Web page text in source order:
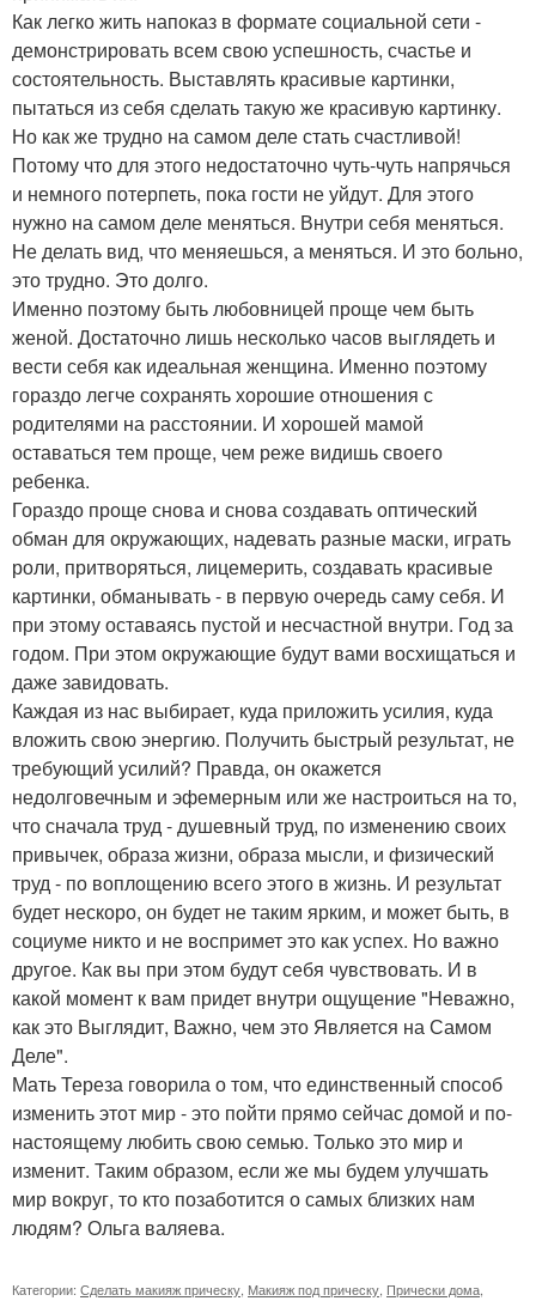
Как легко жить напоказ в формате социальной сети -
демонстрировать всем свою успешность, счастье и
состоятельность. Выставлять красивые картинки,
пытаться из себя сделать такую же красивую картинку.
Но как же трудно на самом деле стать счастливой!
Потому что для этого недостаточно чуть-чуть напрячься
и немного потерпеть, пока гости не уйдут. Для этого
нужно на самом деле меняться. Внутри себя меняться.
Не делать вид, что меняешься, а меняться. И это больно,
это трудно. Это долго.
Именно поэтому быть любовницей проще чем быть
женой. Достаточно лишь несколько часов выглядеть и
вести себя как идеальная женщина. Именно поэтому
гораздо легче сохранять хорошие отношения с
родителями на расстоянии. И хорошей мамой
оставаться тем проще, чем реже видишь своего
ребенка.
Гораздо проще снова и снова создавать оптический
обман для окружающих, надевать разные маски, играть
роли, притворяться, лицемерить, создавать красивые
картинки, обманывать - в первую очередь саму себя. И
при этому оставаясь пустой и несчастной внутри. Год за
годом. При этом окружающие будут вами восхищаться и
даже завидовать.
Каждая из нас выбирает, куда приложить усилия, куда
вложить свою энергию. Получить быстрый результат, не
требующий усилий? Правда, он окажется
недолговечным и эфемерным или же настроиться на то,
что сначала труд - душевный труд, по изменению своих
привычек, образа жизни, образа мысли, и физический
труд - по воплощению всего этого в жизнь. И результат
будет нескоро, он будет не таким ярким, и может быть, в
социуме никто и не воспримет это как успех. Но важно
другое. Как вы при этом будут себя чувствовать. И в
какой момент к вам придет внутри ощущение "Неважно,
как это Выглядит, Важно, чем это Является на Самом
Деле".
Мать Тереза говорила о том, что единственный способ
изменить этот мир - это пойти прямо сейчас домой и по-
настоящему любить свою семью. Только это мир и
изменит. Таким образом, если же мы будем улучшать
мир вокруг, то кто позаботится о самых близких нам
людям? Ольга валяева.
Категории: Сделать макияж прическу, Макияж под прическу, Прически дома,